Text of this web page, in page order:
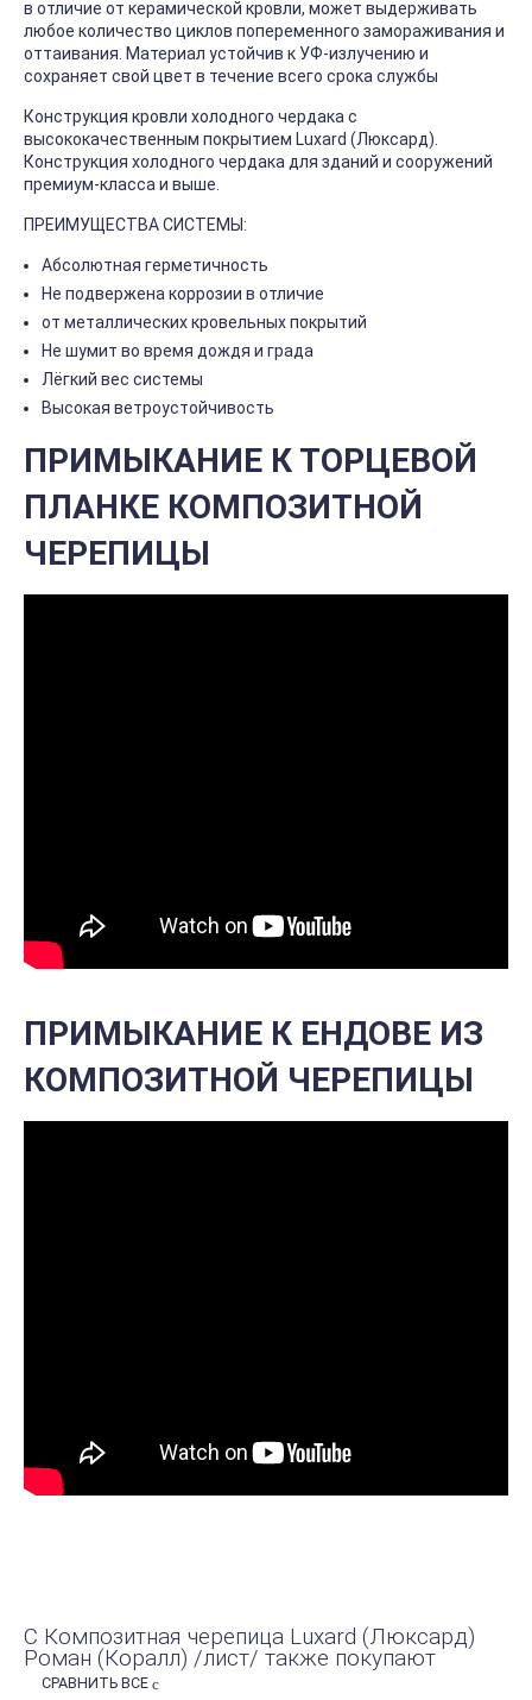
в отличие от керамической кровли, может выдерживать
любое количество циклов попеременного замораживания и
оттаивания. Материал устойчив к УФ-излучению и
сохраняет свой цвет в течение всего срока службы
Конструкция кровли холодного чердака с
высококачественным покрытием Luxard (Люксард).
Конструкция холодного чердака для зданий и сооружений
премиум-класса и выше.
ПРЕИМУЩЕСТВА СИСТЕМЫ:
Абсолютная герметичность
Не подвержена коррозии в отличие
от металлических кровельных покрытий
Не шумит во время дождя и града
Лёгкий вес системы
Высокая ветроустойчивость
ПРИМЫКАНИЕ К ТОРЦЕВОЙ
ПЛАНКЕ КОМПОЗИТНОЙ
ЧЕРЕПИЦЫ
ПРИМЫКАНИЕ К ЕНДОВЕ ИЗ
КОМПОЗИТНОЙ ЧЕРЕПИЦЫ
С Композитная черепица Luxard (Люксард)
Роман (Коралл) /лист/ также покупают
СРАВНИТЬ ВСЕ